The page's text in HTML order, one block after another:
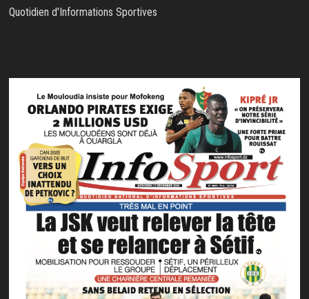
Quotidien d'Informations Sportives